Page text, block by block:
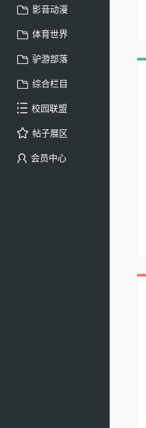
影音动漫
体育世界
驴游部落
综合栏目
校园联盟
帖子展区
会员中心